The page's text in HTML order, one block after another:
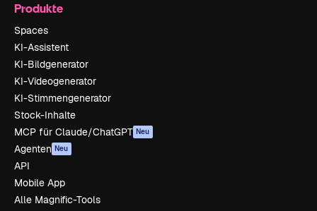
Produkte
Spaces
KI-Assistent
KI-Bildgenerator
KI-Videogenerator
KI-Stimmengenerator
Stock-Inhalte
MCP für Claude/ChatGPT Neu
Agenten Neu
API
Mobile App
Alle Magnific-Tools